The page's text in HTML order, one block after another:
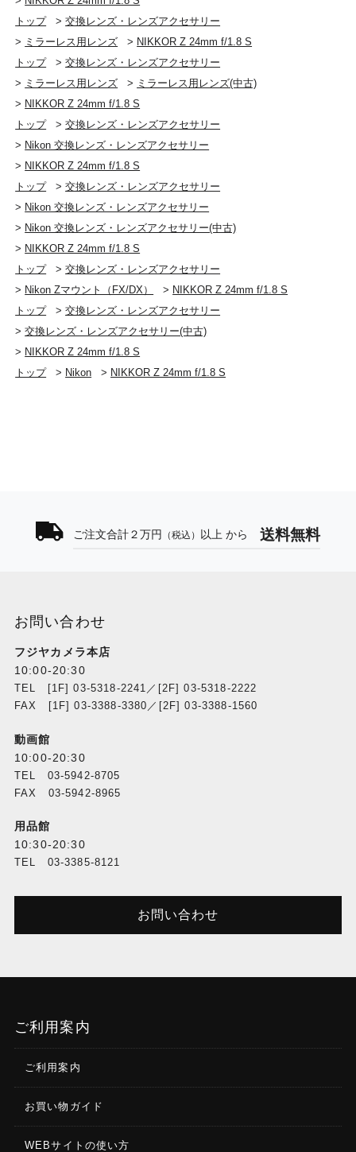
トップ
>交換レンズ・レンズアクセサリー
> ミラーレス用レンズ > NIKKOR Z 24mm f/1.8 S
トップ
>交換レンズ・レンズアクセサリー
> ミラーレス用レンズ > ミラーレス用レンズ(中古)
> NIKKOR Z 24mm f/1.8 S
トップ
>交換レンズ・レンズアクセサリー
> Nikon 交換レンズ・レンズアクセサリー
> NIKKOR Z 24mm f/1.8 S
トップ
>交換レンズ・レンズアクセサリー
> Nikon 交換レンズ・レンズアクセサリー
> Nikon 交換レンズ・レンズアクセサリー(中古)
> NIKKOR Z 24mm f/1.8 S
トップ
>交換レンズ・レンズアクセサリー
> Nikon Zマウント（FX/DX） > NIKKOR Z 24mm f/1.8 S
トップ
>交換レンズ・レンズアクセサリー
>交換レンズ・レンズアクセサリー(中古)
> NIKKOR Z 24mm f/1.8 S
トップ
> Nikon > NIKKOR Z 24mm f/1.8 S
ご注文合計２万円 （税込） 以上 から 送料無料
お問い合わせ
フジヤカメラ本店
10:00-20:30
TEL [1F] 03-5318-2241／[2F] 03-5318-2222
FAX [1F] 03-3388-3380／[2F] 03-3388-1560
動画館
10:00-20:30
TEL 03-5942-8705
FAX 03-5942-8965
用品館
10:30-20:30
TEL 03-3385-8121
お問い合わせ
ご利用案内
ご利用案内
お買い物ガイド
WEBサイトの使い方